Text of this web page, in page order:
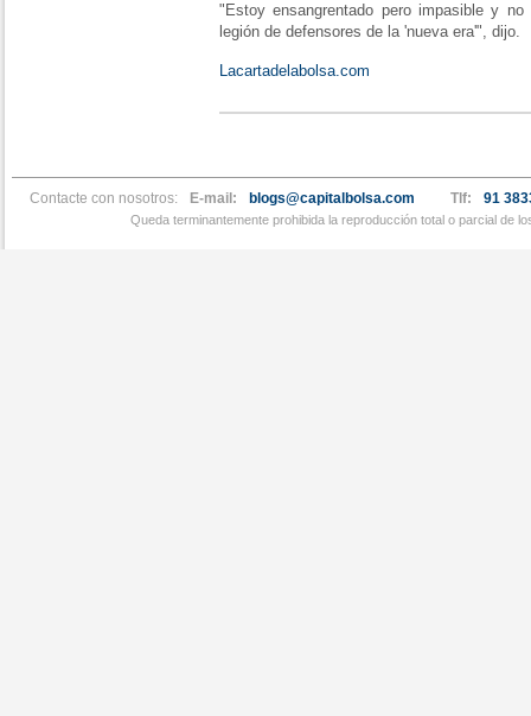
"Estoy ensangrentado pero impasible y
legión de defensores de la 'nueva era'", dijo.
Lacartadelabolsa.com
Contacte con nosotros: E-mail: blogs@capitalbolsa.com Tlf: 91
Queda terminantemente prohibida la reproducción total o parcial de